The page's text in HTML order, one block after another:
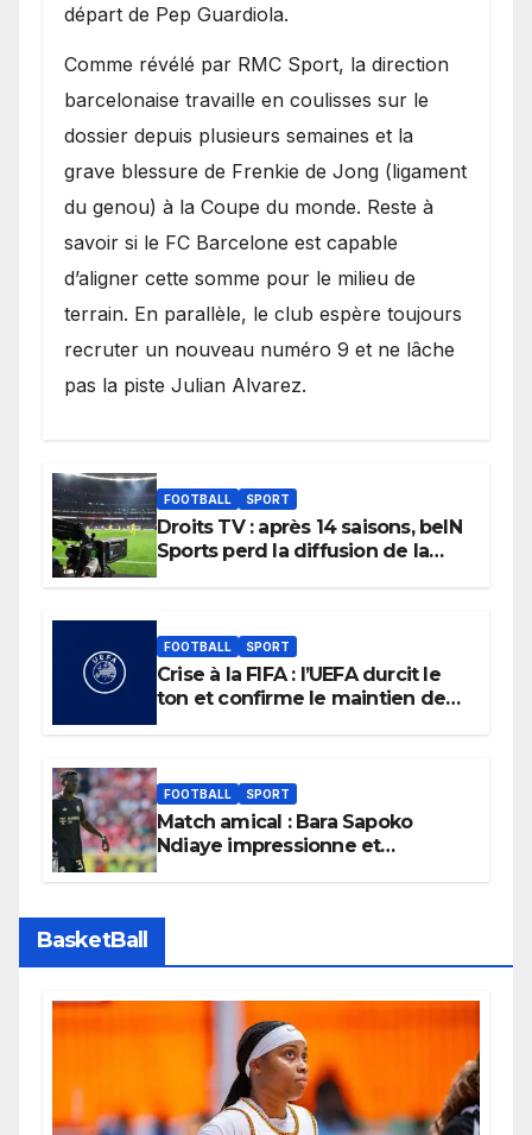
départ de Pep Guardiola.
​Comme révélé par RMC Sport, la direction
barcelonaise travaille en coulisses sur le
dossier depuis plusieurs semaines et la
grave blessure de Frenkie de Jong (ligament
du genou) à la Coupe du monde. Reste à
savoir si le FC Barcelone est capable
d’aligner cette somme pour le milieu de
terrain. En parallèle, le club espère toujours
recruter un nouveau numéro 9 et ne lâche
pas la piste Julian Alvarez.
FOOTBALL SPORT
Droits TV : après 14 saisons, beIN
Sports perd la diffusion de la
FOOTBALL SPORT
Crise à la FIFA : l’UEFA durcit le
ton et confirme le maintien de
FOOTBALL SPORT
Match amical : Bara Sapoko
Ndiaye impressionne et
BasketBall